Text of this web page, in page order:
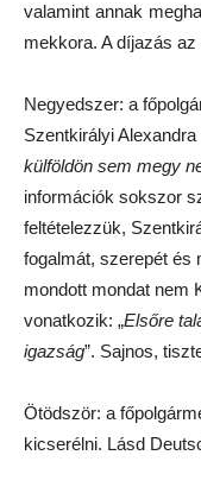
valamint annak
mekkora. A díjazás
Negyedszer: a
Szentkirályi
külföldön sem megy
információk sokszor
feltételezzük,
fogalmát, szerepét és
mondott mondat nem
vonatkozik: „Elsőre
igazság”. Sajnos,
Ötödször: a
kicserélni. Lásd